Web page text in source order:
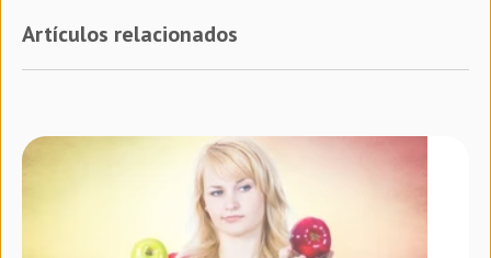
Artículos relacionados